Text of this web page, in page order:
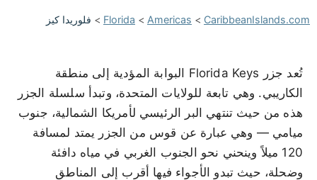
CaribbeanIslands.com
>
Americas
>
Florida
> فلوريدا كيز
تُعد جزر Florida Keys البوابة المؤدية إلى منطقة
الكاريبي. وهي تابعة للولايات المتحدة، وتبدأ سلسلة الجزر
هذه من حيث تنتهي البر الرئيسي لأمريكا الشمالية، جنوب
ميامي — وهي عبارة عن قوس من الجزر يمتد لمسافة
120 ميلاً وينحني نحو الجنوب الغربي في مياه دافئة
وضحلة، حيث تبدو الأجواء فيها أقرب إلى المناطق